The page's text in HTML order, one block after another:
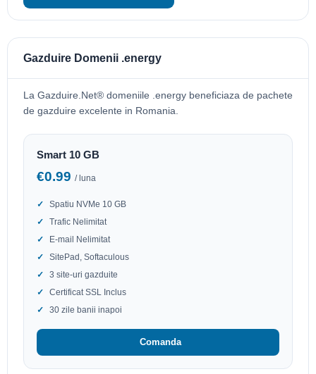
Gazduire Domenii .energy
La Gazduire.Net® domeniile .energy beneficiaza de pachete
de gazduire excelente in Romania.
Smart 10 GB
€0.99 / luna
Spatiu NVMe 10 GB
Trafic Nelimitat
E-mail Nelimitat
SitePad, Softaculous
3 site-uri gazduite
Certificat SSL Inclus
30 zile banii inapoi
Comanda